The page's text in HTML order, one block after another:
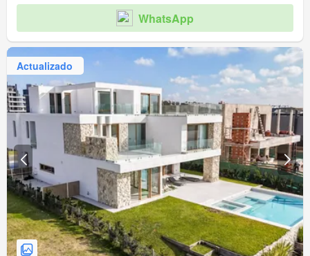
WhatsApp
Actualizado